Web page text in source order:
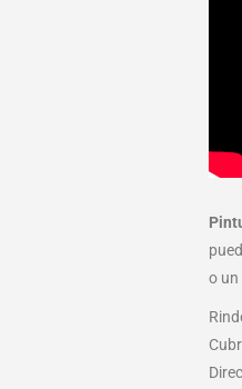
o un